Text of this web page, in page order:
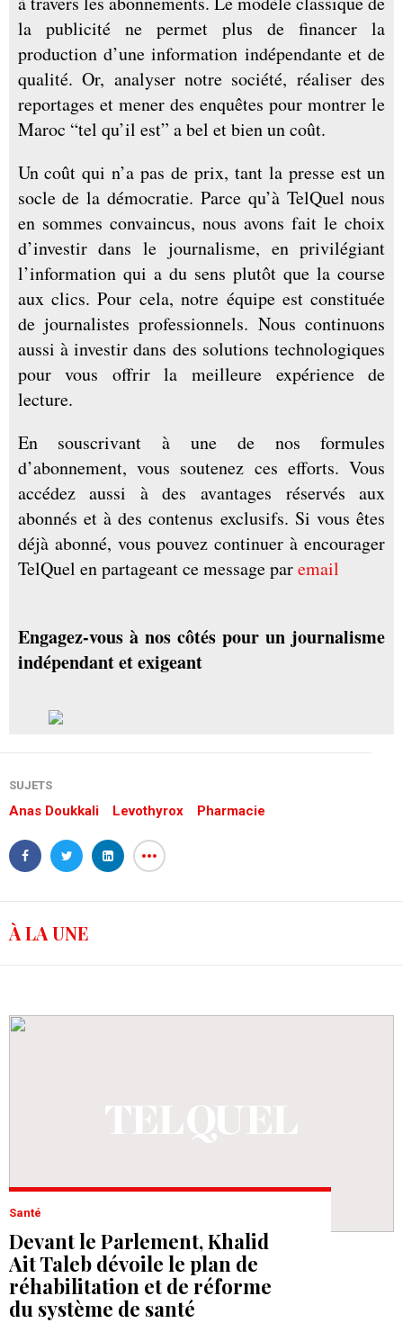
la publicité ne permet plus de financer la
production d’une information indépendante et de
qualité. Or, analyser notre société, réaliser des
reportages et mener des enquêtes pour montrer le
Maroc “tel qu’il est” a bel et bien un coût.
Un coût qui n’a pas de prix, tant la presse est un
socle de la démocratie. Parce qu’à TelQuel nous
en sommes convaincus, nous avons fait le choix
d’investir dans le journalisme, en privilégiant
l’information qui a du sens plutôt que la course
aux clics. Pour cela, notre équipe est constituée
de journalistes professionnels. Nous continuons
aussi à investir dans des solutions technologiques
pour vous offrir la meilleure expérience de
lecture.
En souscrivant à une de nos formules
d’abonnement, vous soutenez ces efforts. Vous
accédez aussi à des avantages réservés aux
abonnés et à des contenus exclusifs. Si vous êtes
déjà abonné, vous pouvez continuer à encourager
TelQuel en partageant ce message paremail
Engagez-vous à nos côtés pour un journalisme
indépendant et exigeant
SUJETS
Anas Doukkali Levothyrox Pharmacie
À LA UNE
Santé
Devant le Parlement, Khalid
Ait Taleb dévoile le plan de
réhabilitation et de réforme
du système de santé